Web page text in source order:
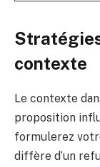
contexte
Le contexte
proposition
formulerez
diffère d’un